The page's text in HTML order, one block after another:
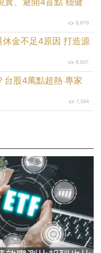
8,879
金不足4原因 打造源
8,807
台股4萬點超熱 專家
7,394